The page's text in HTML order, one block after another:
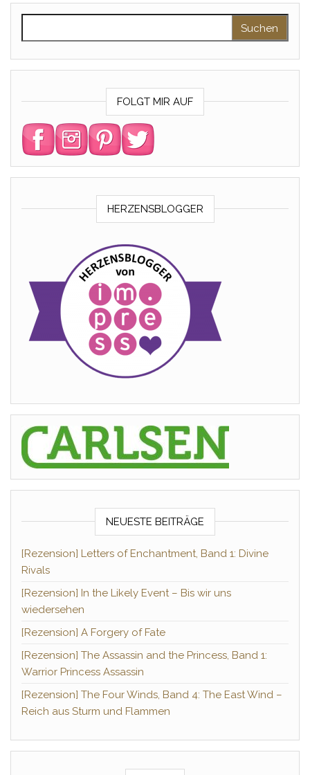
FOLGT MIR AUF
HERZENSBLOGGER
NEUESTE BEITRÄGE
[Rezension] Letters of Enchantment, Band 1: Divine
Rivals
[Rezension] In the Likely Event – Bis wir uns
wiedersehen
[Rezension] A Forgery of Fate
[Rezension] The Assassin and the Princess, Band 1:
Warrior Princess Assassin
[Rezension] The Four Winds, Band 4: The East Wind –
Reich aus Sturm und Flammen